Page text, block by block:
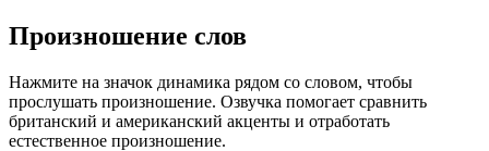
Произношение слов
Нажмите на значок динамика рядом со словом, чтобы
прослушать произношение. Озвучка помогает сравнить
британский и американский акценты и отработать
естественное произношение.